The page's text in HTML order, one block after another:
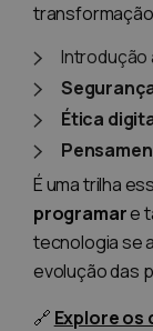
Introdução
Ética
É uma trilha
programare
tecnologia se
evolução das
🔗 Explore os